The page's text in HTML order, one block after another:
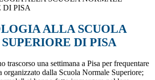
DI PISA
ALLA SCUOLA
DI PISA
trascorso una settimana a Pisa per frequentare
organizzato dalla Scuola Normale Superiore;